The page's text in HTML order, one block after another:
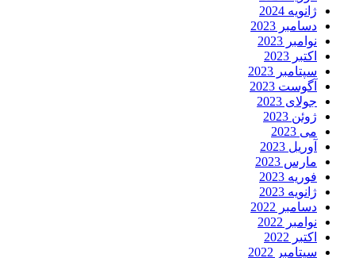
ژانویه 2024
دسامبر 2023
نوامبر 2023
اکتبر 2023
سپتامبر 2023
آگوست 2023
جولای 2023
ژوئن 2023
می 2023
آوریل 2023
مارس 2023
فوریه 2023
ژانویه 2023
دسامبر 2022
نوامبر 2022
اکتبر 2022
سپتامبر 2022